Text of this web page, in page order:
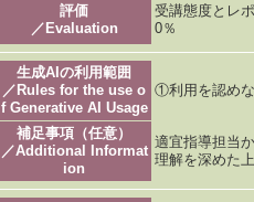
評価
／Evaluation
受講態度とレ
0％
生成AIの利用範囲
／Rules for the use o
f Generative AI Usage
①利用を認め
補足事項（任意）
／Additional Informat
ion
適宜指導担当
理解を深めた